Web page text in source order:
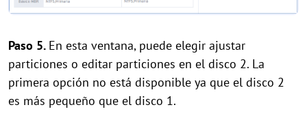
Paso 5. En esta ventana, puede elegir ajustar
particiones o editar particiones en el disco 2. La
primera opción no está disponible ya que el disco 2
es más pequeño que el disco 1.